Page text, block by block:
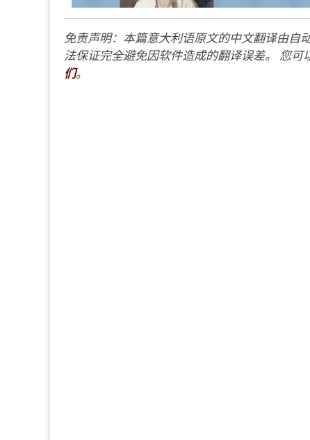
免责声明：本篇意大利语原文的中文翻译由自
法保证完全避免因软件造成的翻译误差。 您可
们。